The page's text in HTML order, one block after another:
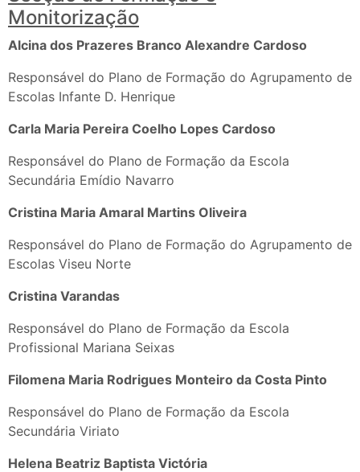
Monitorização
Alcina dos Prazeres Branco Alexandre Cardoso
Responsável do Plano de Formação do Agrupamento de
Escolas Infante D. Henrique
Carla Maria Pereira Coelho Lopes Cardoso
Responsável do Plano de Formação da Escola
Secundária Emídio Navarro
Cristina Maria Amaral Martins Oliveira
Responsável do Plano de Formação do Agrupamento de
Escolas Viseu Norte
Cristina Varandas
Responsável do Plano de Formação da Escola
Profissional Mariana Seixas
Filomena Maria Rodrigues Monteiro da Costa Pinto
Responsável do Plano de Formação da Escola
Secundária Viriato
Helena Beatriz Baptista Victória